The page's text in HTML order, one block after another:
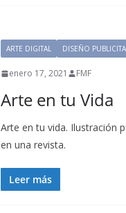
ARTE DIGITAL DISEÑO
enero 17, 2021 FMF
Arte en tu Vida
Arte en tu vida. Ilustración
en una revista.
Leer más